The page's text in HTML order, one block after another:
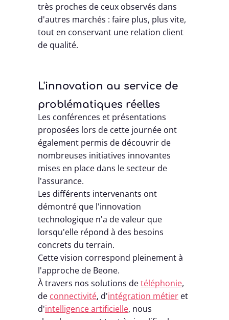
très proches de ceux observés dans
d'autres marchés : faire plus, plus vite,
tout en conservant une relation client
de qualité.
L'innovation au service de
problématiques réelles
Les conférences et présentations
proposées lors de cette journée ont
également permis de découvrir de
nombreuses initiatives innovantes
mises en place dans le secteur de
l'assurance.
Les différents intervenants ont
démontré que l'innovation
technologique n'a de valeur que
lorsqu'elle répond à des besoins
concrets du terrain.
Cette vision correspond pleinement à
l'approche de Beone.
À travers nos solutions detéléphonie,
de connectivité, d'intégration métier et
d'intelligence artificielle, nous